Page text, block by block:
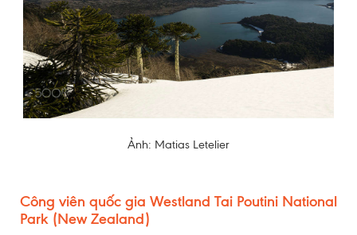
Ảnh: Matias Letelier
Công viên quốc gia Westland Tai Poutini National
Park (New Zealand)